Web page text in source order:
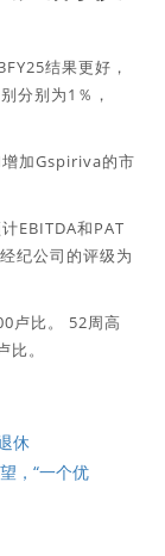
结果更好，
分别为1％，
增加Gspiriva的市
EBITDA和PAT
纪公司的评级为
卢比。 52周高
。
休
，“一个优